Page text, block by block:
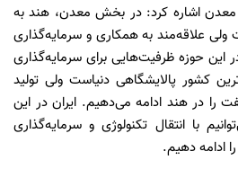
اشاره کرد: در بخش معدن، هند به
علاقه‌مند به همکاری و سرمایه‌گذاری
حوزه ظرفیت‌هایی برای سرمایه‌گذاری
کشور پالایشگاهی دنیاست ولی تولید
را در هند ادامه می‌دهیم. ایران در این
با انتقال تکنولوژی و سرمایه‌گذاری
ادامه دهیم.